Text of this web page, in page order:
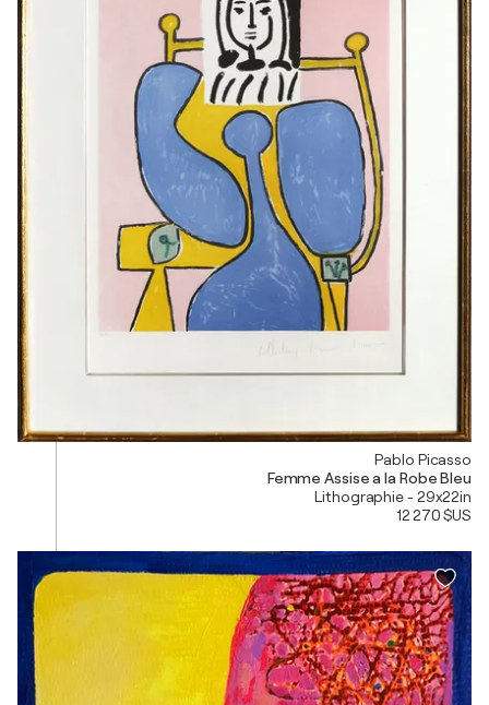
Pablo Picasso
Femme Assise a la Robe Bleu
Lithographie - 29x22in
12 270 $US